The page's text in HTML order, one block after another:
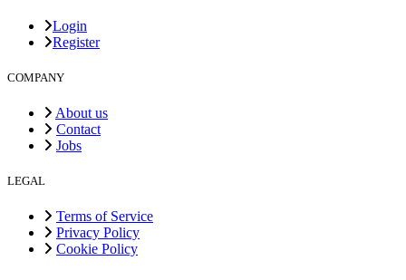
Login
Register
COMPANY
About us
Contact
Jobs
LEGAL
Terms of Service
Privacy Policy
Cookie Policy